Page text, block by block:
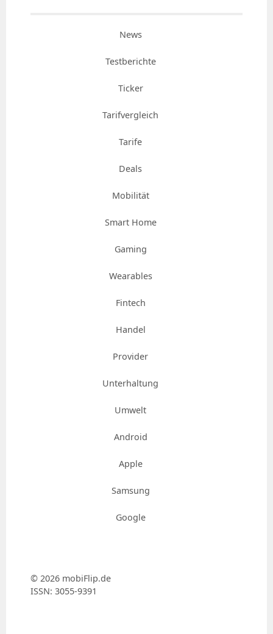
News
Testberichte
Ticker
Tarifvergleich
Tarife
Deals
Mobilität
Smart Home
Gaming
Wearables
Fintech
Handel
Provider
Unterhaltung
Umwelt
Android
Apple
Samsung
Google
© 2026 mobiFlip.de
ISSN: 3055-9391